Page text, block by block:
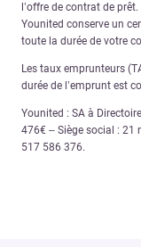
l’offre de contrat de
Younited conserve un
toute la durée de votre
Les taux emprunteurs
durée de l’emprunt est
Younited : SA à
476€ – Siège social : 21
517 586 376.